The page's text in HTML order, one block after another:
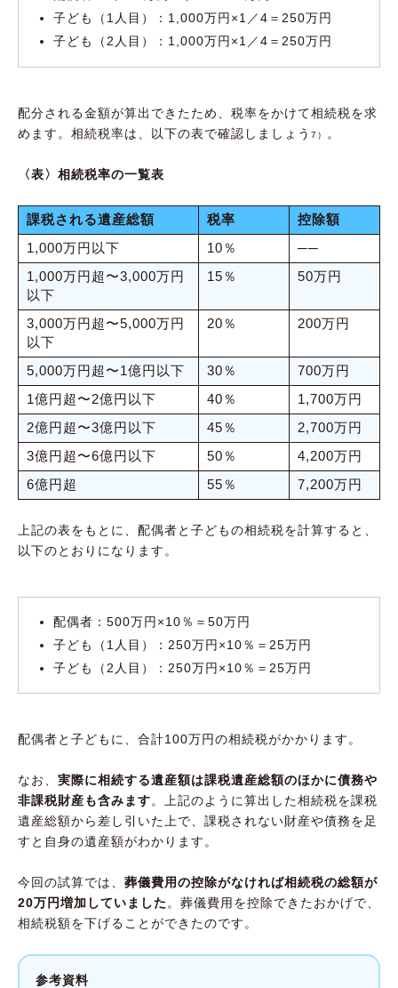
子ども（1人目）：1,000万円×1／4＝250万円
子ども（2人目）：1,000万円×1／4＝250万円
配分される金額が算出できたため、税率をかけて相続税を求
めます。相続税率は、以下の表で確認しましょう 7） 。
〈表〉相続税率の一覧表
課税される遺産総額 税率
控除額
1,000万円以下
10％
──
1,000万円超〜3,000万円
以下
15％ 50万円
3,000万円超〜5,000万円
以下
20％ 200万円
5,000万円超〜1億円以下 30％
700万円
1億円超〜2億円以下
40％
1,700万円
2億円超〜3億円以下
45％
2,700万円
3億円超〜6億円以下
50％
4,200万円
6億円超
55％ 7,200万円
上記の表をもとに、配偶者と子どもの相続税を計算すると、
以下のとおりになります。
配偶者：500万円×10％＝50万円
子ども（1人目）：250万円×10％＝25万円
子ども（2人目）：250万円×10％＝25万円
配偶者と子どもに、合計100万円の相続税がかかります。
なお、 実際に相続する遺産額は課税遺産総額のほかに債務や
非課税財産も含みます。上記のように算出した相続税を課税
遺産総額から差し引いた上で、課税されない財産や債務を足
すと自身の遺産額がわかります。
今回の試算では、 葬儀費用の控除がなければ相続税の総額が
20万円増加していました 。葬儀費用を控除できたおかげで、
相続税額を下げることができたのです。
参考資料